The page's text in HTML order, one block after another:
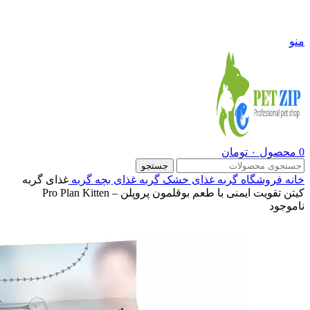
منو
0 محصول ۰ تومان
جستجو
خانه فروشگاه گربه غذای خشک گربه غذای بچه گربه غذای گربه
کیتن تقویت ایمنی با طعم بوقلمون پروپلن – Pro Plan Kitten
ناموجود